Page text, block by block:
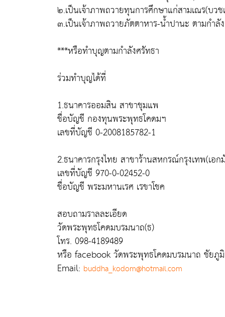
๒.เป็นเจ้าภาพถวายทุนการศึกษาแก่สามเณร(บ
๓.เป็นเจ้าภาพถวายภัตตาหาร-น้ำปานะ ตามกำลั
***หรือทำบุญตามกำลังศรัทธา
ร่วมทำบุญได้ที่
1.ธนาคารออมสิน สาขาชุมแพ
ชื่อบัญชี กองทุนพระพุทธโคดมฯ
เลขที่บัญชี 0-2008185782-1
2.ธนาคารกรุงไทย สาขาร้านสหกรณ์กรุงเทพ(เอก
เลขที่บัญชี 970-0-02452-0
ชื่อบัญชี พระมหานเรศ เรขาโชค
สอบถามราลละเอียด
วัดพระพุทธโคดมบรมนาถ(ธ)
โทร. 098-4189489
หรือ facebook วัดพระพุทธโคดมบรมนาถ ชัยภูมิ
Email: buddha_kodom@hotmail.com